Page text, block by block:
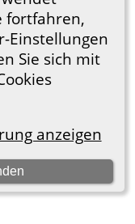
fortfahren,
Einstellungen
Sie sich mit
anzeigen